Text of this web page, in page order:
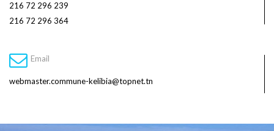
216 72 296 239
216 72 296 364
Email
webmaster.commune-kelibia@topnet.tn